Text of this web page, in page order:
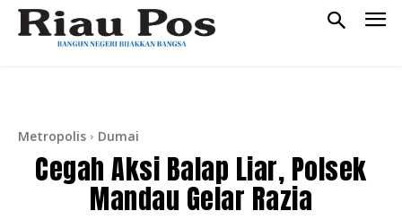
Metropolis Dumai
Cegah Aksi Balap Liar, Polsek
Mandau Gelar Razia